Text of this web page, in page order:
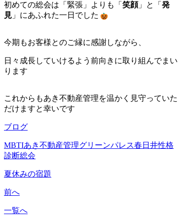
初めての総会は「緊張」よりも「 笑顔」と「 発
見 」にあふれた一日でした
今期もお客様とのご縁に感謝しながら、
日々成長していけるよう前向きに取り組んでまい
ります
これからもあき不動産管理を温かく見守っていた
だけますと幸いです
ブログ
MBTIあき不動産管理グリーンパレス春日井性格
診断総会
夏休みの宿題
前へ
一覧へ